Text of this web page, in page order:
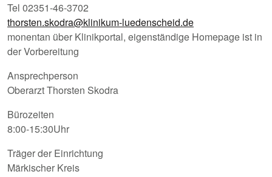
Tel 02351-46-3702
thorsten.skodra@klinikum-luedenscheid.de
monentan über Klinikportal, eigenständige Homepage ist in
der Vorbereitung
Ansprechperson
Oberarzt Thorsten Skodra
Bürozeiten
8:00-15:30Uhr
Träger der Einrichtung
Märkischer Kreis